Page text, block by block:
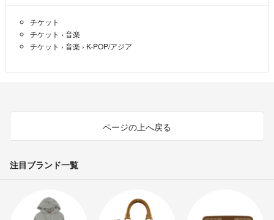
チケット
チケット › 音楽
チケット › 音楽 › K-POP/アジア
ページの上へ戻る
注目ブランド一覧